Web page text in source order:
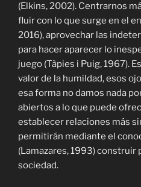
(Elkins, 2002). Centrarnos
fluir con lo que surge en el
2016), aprovechar las
para hacer aparecer lo
juego (Tàpies i Puig, 1967).
valor de la humildad, esos
esa forma no damos nada
abiertos a lo que puede
establecer relaciones más
permitirán mediante el
(Lamazares, 1993) construir
sociedad.